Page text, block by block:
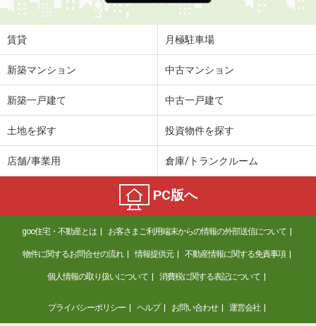
価 格
3.80万円
徳島県徳島市金沢２丁目
価 格
6.10万円
徳島県徳島市金沢２丁目
専有面積 35.7m²
徳島県徳島市中吉野町４丁目
住 所
徳島県徳島市中吉野町４丁目
専有面積
19.87m²
賃貸 月極駐車場
新築マンション 中古マンション
新築一戸建て 中古一戸建て
土地を探す 投資物件を探す
店舗/事業用 倉庫/トランクルーム
PC版へ
goo住宅・不動産とは お客さまご利用端末からの情報の外部送信について
物件に関するお問合せの流れ 情報提供元 不動産情報に関する免責事項
個人情報の取り扱いについて 消費税に関する表記について
プライバシーポリシー ヘルプ お問い合わせ 運営会社